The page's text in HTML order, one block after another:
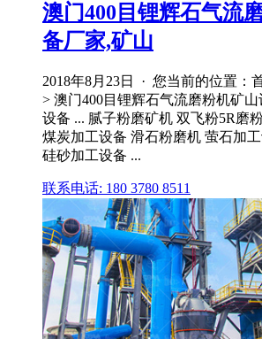
澳门400目锂辉石气流
备厂家,矿山
2018年8月23日 · 您当前的位置：
> 澳门400目锂辉石气流磨粉机矿
设备 ... 腻子粉磨矿机 双飞粉5R磨
煤炭加工设备 滑石粉磨机 萤石加
硅砂加工设备 ...
联系电话: 180 3780 8511